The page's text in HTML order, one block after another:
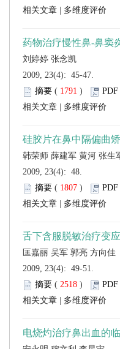
2009, 23(4): 45-47.
(
)
2009, 23(4): 48.
(
)
2009, 23(4): 49-51.
(
)